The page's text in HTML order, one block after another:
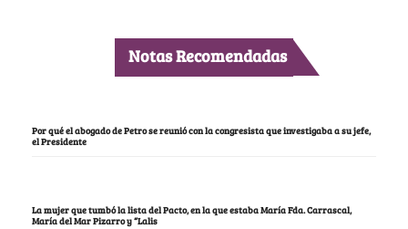
Notas Recomendadas
Por qué el abogado de Petro se reunió con la congresista que investigaba a su jefe,
el Presidente
La mujer que tumbó la lista del Pacto, en la que estaba María Fda. Carrascal,
María del Mar Pizarro y “Lalis